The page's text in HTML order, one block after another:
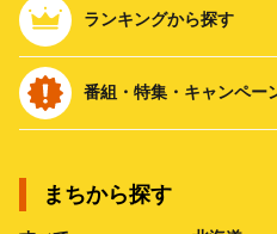
ランキングから探す
番組・特集・キャンペー
まちから探す